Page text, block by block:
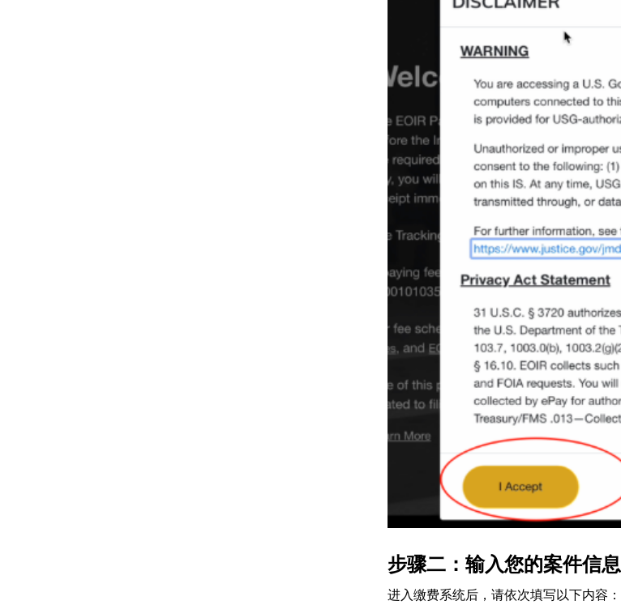
步骤二：输入您的案件信息
进入缴费系统后，请依次填写以下内容：